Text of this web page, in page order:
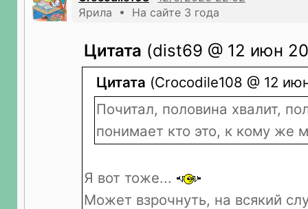
Ярила • На сайте 3 года
Цитата (dist69 @ 12 июн
Цитата (Crocodile108 @ 12
Почитал, половина хвалит,
понимает кто это, к кому же
Я вот тоже...
Может взрочнуть, на всякий